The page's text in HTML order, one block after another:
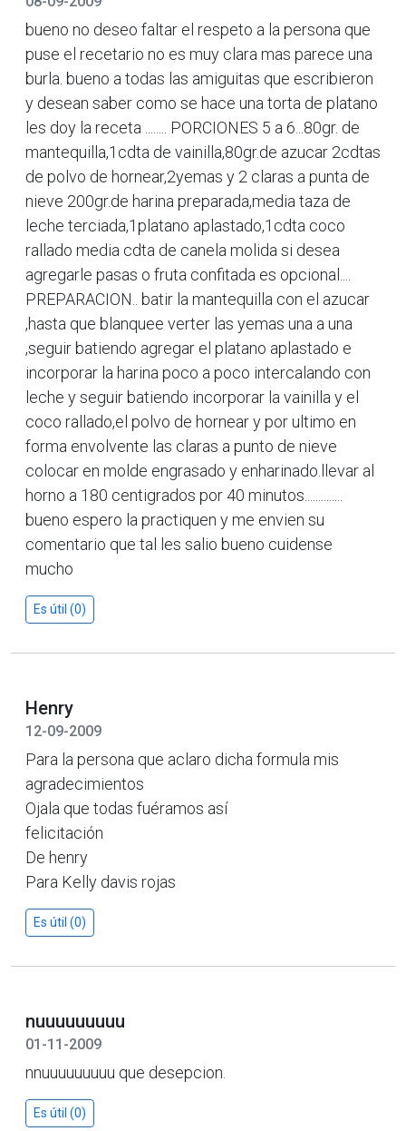
bueno no deseo faltar el respeto a la persona que
puse el recetario no es muy clara mas parece una
burla. bueno a todas las amiguitas que escribieron
y desean saber como se hace una torta de platano
les doy la receta ........ PORCIONES 5 a 6...80gr. de
mantequilla,1cdta de vainilla,80gr.de azucar 2cdtas
de polvo de hornear,2yemas y 2 claras a punta de
nieve 200gr.de harina preparada,media taza de
leche terciada,1platano aplastado,1cdta coco
rallado media cdta de canela molida si desea
agregarle pasas o fruta confitada es opcional....
PREPARACION.. batir la mantequilla con el azucar
,hasta que blanquee verter las yemas una a una
,seguir batiendo agregar el platano aplastado e
incorporar la harina poco a poco intercalando con
leche y seguir batiendo incorporar la vainilla y el
coco rallado,el polvo de hornear y por ultimo en
forma envolvente las claras a punto de nieve
colocar en molde engrasado y enharinado.llevar al
horno a 180 centigrados por 40 minutos..............
bueno espero la practiquen y me envien su
comentario que tal les salio bueno cuidense
mucho
Es útil (0)
Henry
12-09-2009
Para la persona que aclaro dicha formula mis
agradecimientos
Ojala que todas fuéramos así
felicitación
De henry
Para Kelly davis rojas
Es útil (0)
nuuuuuuuuu
01-11-2009
nnuuuuuuuuu que desepcion.
Es útil (0)